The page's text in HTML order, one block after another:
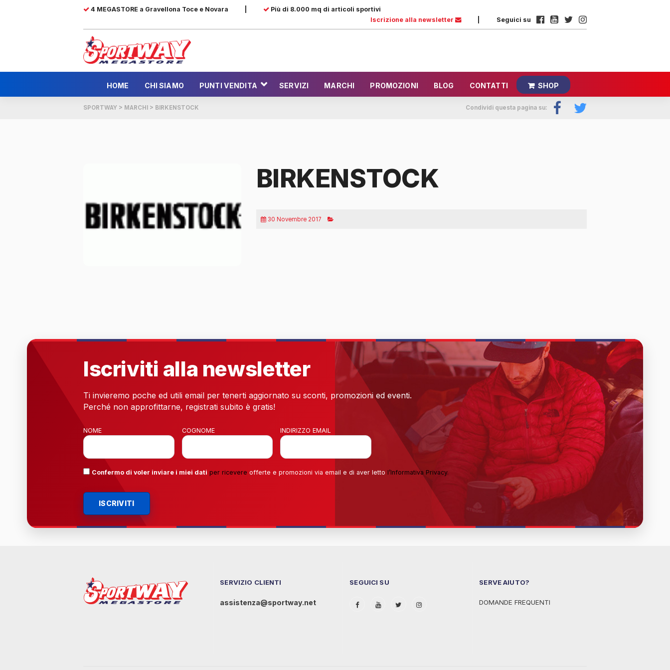
4 MEGASTORE a Gravellona Toce e Novara
Più di 8.000 mq di articoli sportivi
Iscrizione alla newsletter
Seguici su
HOME CHI SIAMO PUNTI VENDITA SERVIZI MARCHI PROMOZIONI BLOG CONTATTI SHOP
SPORTWAY > MARCHI > BIRKENSTOCK Condividi questa pagina su:
BIRKENSTOCK
30 Novembre 2017
Iscriviti alla newsletter
Ti invieremo poche ed utili email per tenerti aggiornato su sconti, promozioni ed eventi.
Perché non approfittarne, registrati subito è gratis!
NOME COGNOME INDIRIZZO EMAIL
Confermo di voler inviare i miei dati per ricevere offerte e promozioni via email e di aver letto l’Informativa Privacy.
ISCRIVITI
SERVIZIO CLIENTI
assistenza@sportway.net
SEGUICI SU SERVE AIUTO?
DOMANDE FREQUENTI